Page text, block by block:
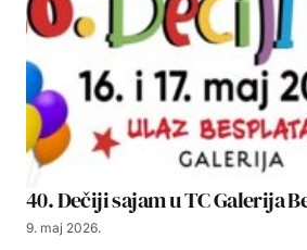
40. Dečiji sajam u TC Galerija
9. maj 2026.